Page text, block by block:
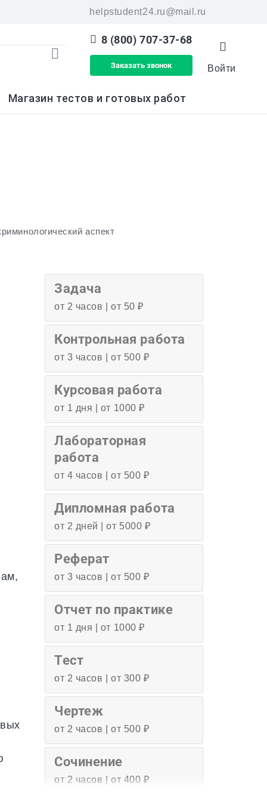
helpstudent24.ru@mail.ru
найденных результатов
8 (800) 707-37-68
Заказать звонок Войти
Магазин тестов и готовых работ
аспект
Задача
от 2 часов | от 50 ₽
Контрольная работа
от 3 часов | от 500 ₽
Курсовая работа
от 1 дня | от 1000 ₽
Лабораторная
работа
от 4 часов | от 500 ₽
Дипломная работа
от 2 дней | от 5000 ₽
Реферат
от 3 часов | от 500 ₽
Отчет по практике
от 1 дня | от 1000 ₽
Тест
от 2 часов | от 300 ₽
Чертеж
от 2 часов | от 500 ₽
Сочинение
от 2 часов | от 400 ₽